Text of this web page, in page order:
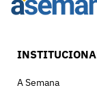
A Semana